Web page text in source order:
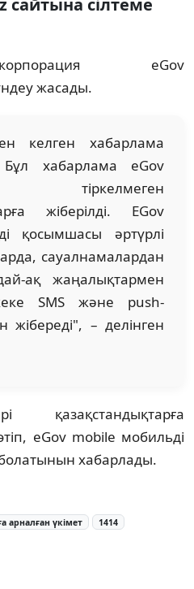
eGov
жасады.
келген хабарлама
хабарлама eGov
тіркелмеген
жіберілді. EGov
қосымшасы әртүрлі
сауалнамалардан
ақ жаңалықтармен
SMS және push-
жібереді", – делінген
қазақстандықтарға
eGov mobile мобильді
хабарлады.
арналған үкімет 1414